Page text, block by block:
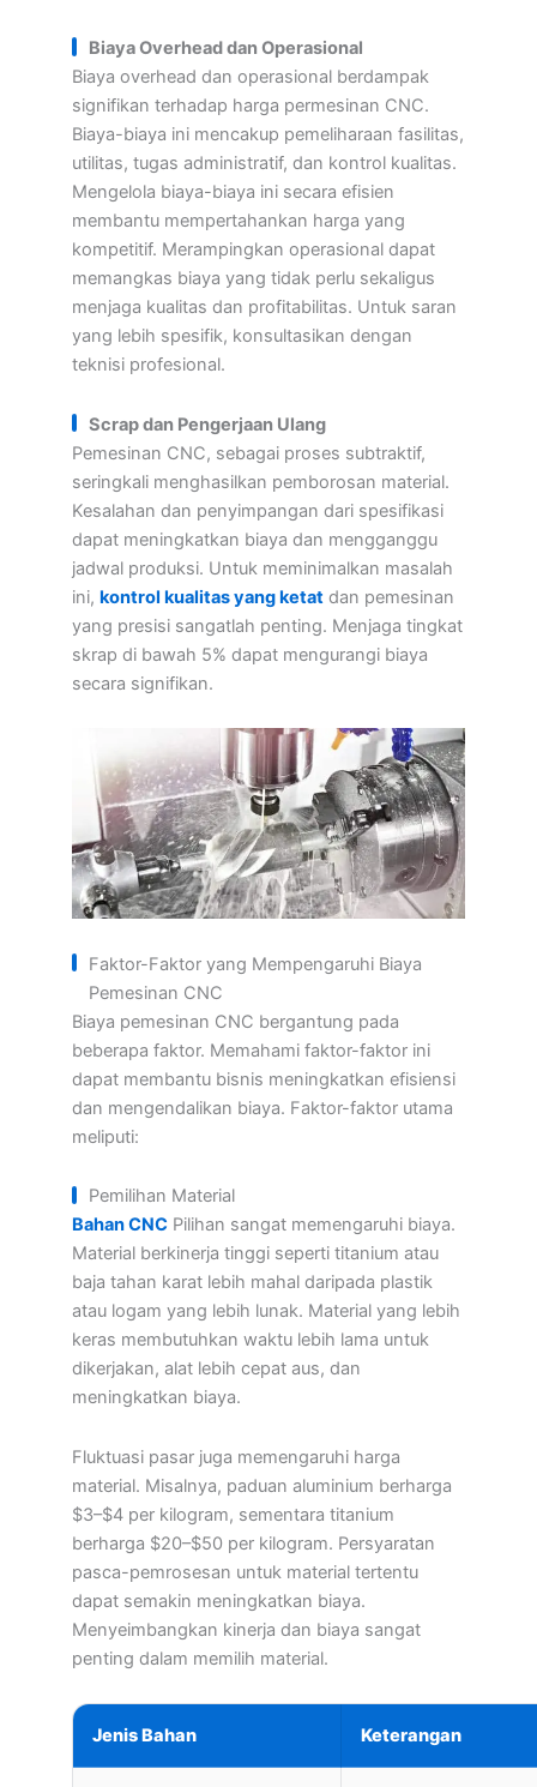
Biaya Overhead dan Operasional
Biaya overhead dan operasional berdampak
signifikan terhadap harga permesinan CNC.
Biaya-biaya ini mencakup pemeliharaan fasilitas,
utilitas, tugas administratif, dan kontrol kualitas.
Mengelola biaya-biaya ini secara efisien
membantu mempertahankan harga yang
kompetitif. Merampingkan operasional dapat
memangkas biaya yang tidak perlu sekaligus
menjaga kualitas dan profitabilitas. Untuk saran
yang lebih spesifik, konsultasikan dengan
teknisi profesional.
Scrap dan Pengerjaan Ulang
Pemesinan CNC, sebagai proses subtraktif,
seringkali menghasilkan pemborosan material.
Kesalahan dan penyimpangan dari spesifikasi
dapat meningkatkan biaya dan mengganggu
jadwal produksi. Untuk meminimalkan masalah
ini, kontrol kualitas yang ketat dan pemesinan
yang presisi sangatlah penting. Menjaga tingkat
skrap di bawah 5% dapat mengurangi biaya
secara signifikan.
Faktor-Faktor yang Mempengaruhi Biaya
Pemesinan CNC
Biaya pemesinan CNC bergantung pada
beberapa faktor. Memahami faktor-faktor ini
dapat membantu bisnis meningkatkan efisiensi
dan mengendalikan biaya. Faktor-faktor utama
meliputi:
Pemilihan Material
Bahan CNC Pilihan sangat memengaruhi biaya.
Material berkinerja tinggi seperti titanium atau
baja tahan karat lebih mahal daripada plastik
atau logam yang lebih lunak. Material yang lebih
keras membutuhkan waktu lebih lama untuk
dikerjakan, alat lebih cepat aus, dan
meningkatkan biaya.
Fluktuasi pasar juga memengaruhi harga
material. Misalnya, paduan aluminium berharga
$3–$4 per kilogram, sementara titanium
berharga $20–$50 per kilogram. Persyaratan
pasca-pemrosesan untuk material tertentu
dapat semakin meningkatkan biaya.
Menyeimbangkan kinerja dan biaya sangat
penting dalam memilih material.
Jenis Bahan Keterangan